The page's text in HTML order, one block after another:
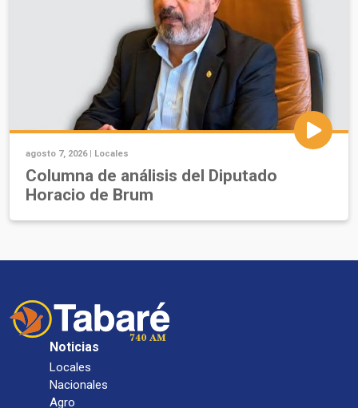
agosto 7, 2026 | Locales
Columna de análisis del Diputado
Horacio de Brum
Noticias
Locales
Nacionales
Agro